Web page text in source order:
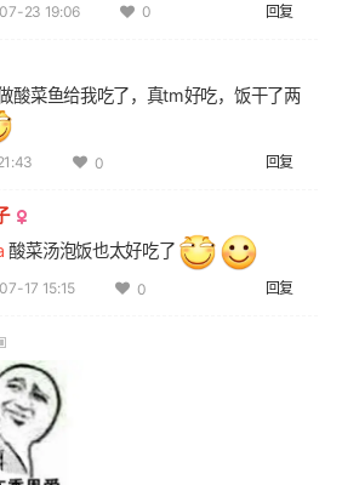
23 19:06 回复
0
酸菜鱼给我吃了，真tm好吃，饭干了两
回复
0
酸菜汤泡饭也太好吃了
17 15:15 回复
0